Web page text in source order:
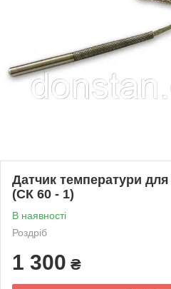
Датчик температури
(СК 60 - 1)
В наявності
Роздріб
1 300 ₴